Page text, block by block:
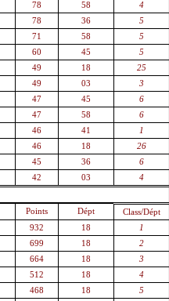
78 58
4
78 36
5
71 58
5
60 45
5
49 18
25
49 03
3
47 45
6
47 58
6
46 41
1
46 18
26
45 36
6
42 03
4
Points Dépt
Class/Dépt
932 18
1
699 18
2
664 18
3
512 18
4
468 18
5